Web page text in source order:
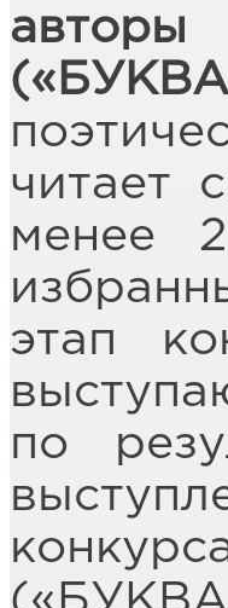
читает
менее
этап
по